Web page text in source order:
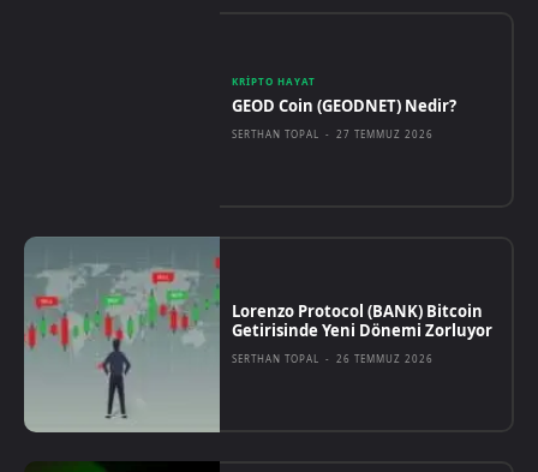
KRIPTO HAYAT
GEOD Coin (GEODNET) Nedir?
SERTHAN TOPAL - 27 TEMMUZ 2026
Lorenzo Protocol (BANK) Bitcoin
Getirisinde Yeni Dönemi Zorluyor
SERTHAN TOPAL - 26 TEMMUZ 2026